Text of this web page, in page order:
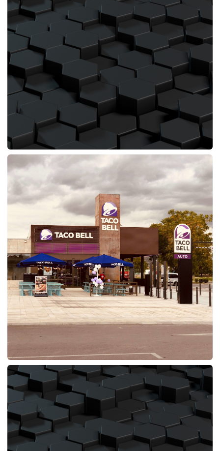
PROYECTO:Restaurante Taco Bell Colmenar
MUNICIPIO:Colmenar
PROVINCIA:Madrid
PROMOTOR:Restabell Franquicias SL
PRESUPUESTO:
PROYECTO:Restaurante Taco Bell P. Norte
MUNICIPIO:S.S. de los Reyes
PROVINCIA:Madrid
PROMOTOR:Restabell Franquicias SL
PRESUPUESTO:
PROYECTO:Restaurante Taco Bell Pulianas
MUNICIPIO:Pulianas
PROVINCIA:Granada